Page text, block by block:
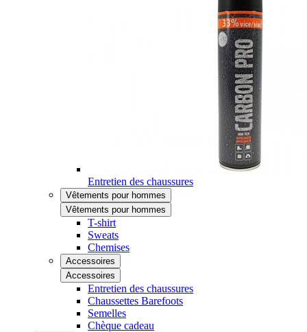
Entretien des chaussures
Vêtements pour hommes
Vêtements pour hommes
T-shirt
Sweats
Chemises
Accessoires
Accessoires
Entretien des chaussures
Chaussettes Barefoots
Semelles
Chèque cadeau